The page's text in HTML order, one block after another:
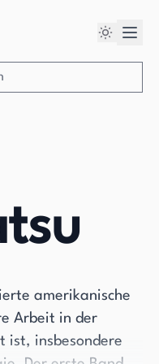
amerikanische
Arbeit in der
ist, insbesondere